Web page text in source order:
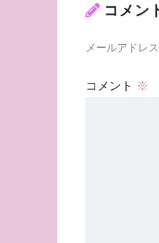
コメン
メールアドレ
コメント ※